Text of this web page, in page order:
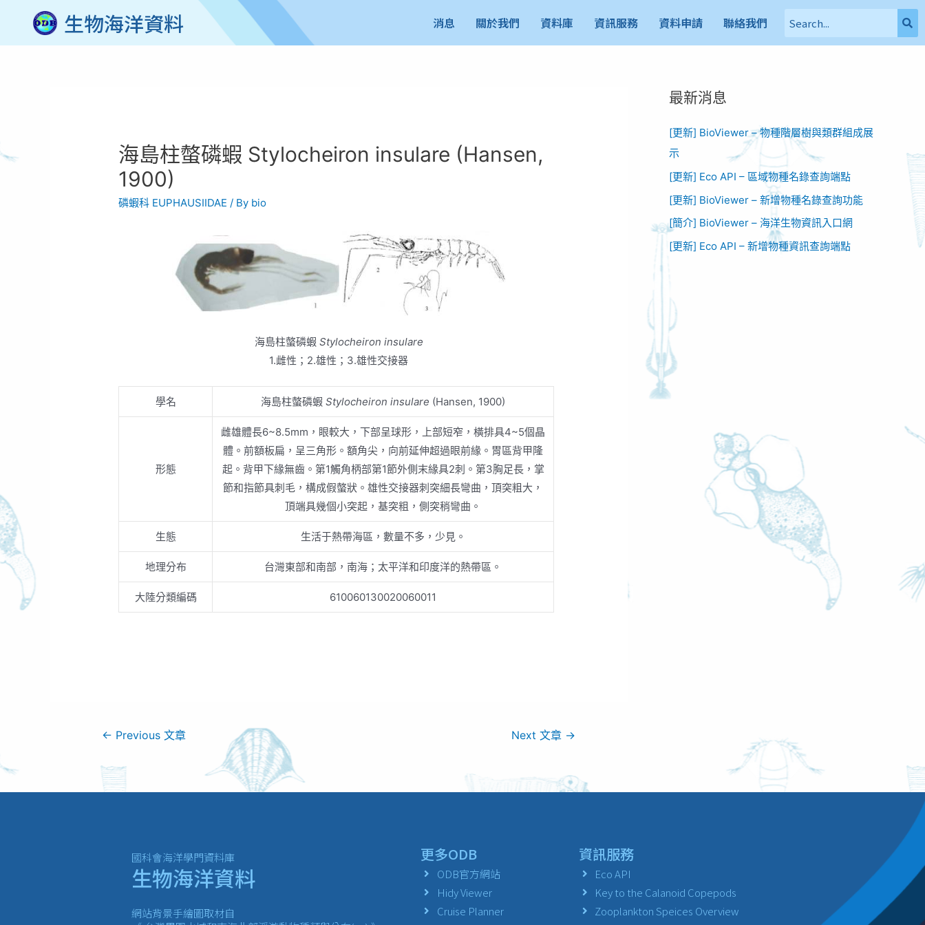
生物海洋資料 消息 關於我們 資料庫 資訊服務 資料申請 聯絡我們
海島柱螫磷蝦 Stylocheiron insulare (Hansen,
1900)
磷蝦科 EUPHAUSIIDAE / By bio
海島柱螫磷蝦 Stylocheiron insulare
1.雌性；2.雄性；3.雄性交接器
學名 海島柱螫磷蝦 Stylocheiron insulare (Hansen, 1900)
形態
雌雄體長6~8.5mm，眼較大，下部呈球形，上部短窄，橫排具4~5個晶
體。前額板扁，呈三角形。額角尖，向前延伸超過眼前緣。胃區背甲隆
起。背甲下緣無齒。第1觸角柄部第1節外側末緣具2刺。第3胸足長，掌
節和指節具刺毛，構成假螫狀。雄性交接器刺突細長彎曲，頂突粗大，
頂端具幾個小突起，基突粗，側突稍彎曲。
生態 生活于熱帶海區，數量不多，少見。
地理分布 台灣東部和南部，南海；太平洋和印度洋的熱帶區。
大陸分類編碼 610060130020060011
← Previous 文章 Next 文章 →
最新消息
[更新] BioViewer – 物種階層樹與類群組成展
示
[更新] Eco API – 區域物種名錄查詢端點
[更新] BioViewer – 新增物種名錄查詢功能​
[簡介] BioViewer – 海洋生物資訊入口網​
[更新] Eco API – 新增物種資訊查詢端點
國科會海洋學門資料庫
生物海洋資料
網站背景手繪圖取材自
更多ODB
ODB官方網站
Hidy Viewer
Cruise Planner
資訊服務
Eco API
Key to the Calanoid Copepods
Zooplankton Speices Overview